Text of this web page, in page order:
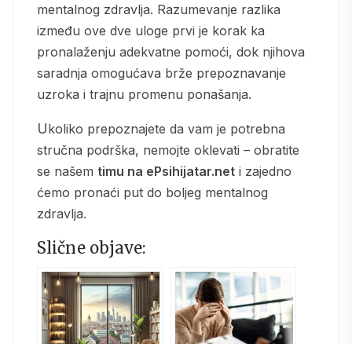
mentalnog zdravlja. Razumevanje razlika
između ove dve uloge prvi je korak ka
pronalaženju adekvatne pomoći, dok njihova
saradnja omogućava brže prepoznavanje
uzroka i trajnu promenu ponašanja.
Ukoliko prepoznajete da vam je potrebna
stručna podrška, nemojte oklevati – obratite
se našem timu na ePsihijatar.net i zajedno
ćemo pronaći put do boljeg mentalnog
zdravlja.
Slične objave: